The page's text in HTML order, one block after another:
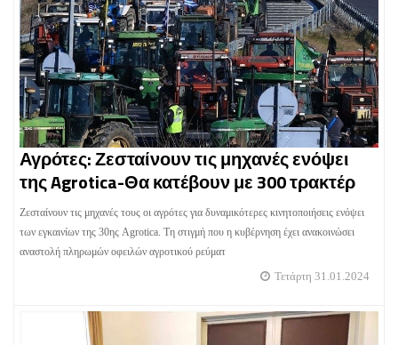
Αγρότες: Ζεσταίνουν τις μηχανές ενόψει
της Agrotica-Θα κατέβουν με 300 τρακτέρ
Ζεσταίνουν τις μηχανές τους οι αγρότες για δυναμικότερες κινητοποιήσεις ενόψει
των εγκαινίων της 30ης Agrotica. Τη στιγμή που η κυβέρνηση έχει ανακοινώσει
αναστολή πληρωμών οφειλών αγροτικού ρεύματ
Τετάρτη 31.01.2024